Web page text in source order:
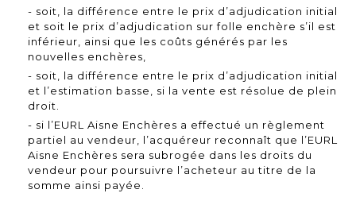
- soit, la différence entre le prix d’adjudication initial
et soit le prix d’adjudication sur folle enchère s’il est
inférieur, ainsi que les coûts générés par les
nouvelles enchères,
- soit, la différence entre le prix d’adjudication initial
et l’estimation basse, si la vente est résolue de plein
droit.
- si l’EURL Aisne Enchères a effectué un règlement
partiel au vendeur, l’acquéreur reconnaît que l’EURL
Aisne Enchères sera subrogée dans les droits du
vendeur pour poursuivre l’acheteur au titre de la
somme ainsi payée.